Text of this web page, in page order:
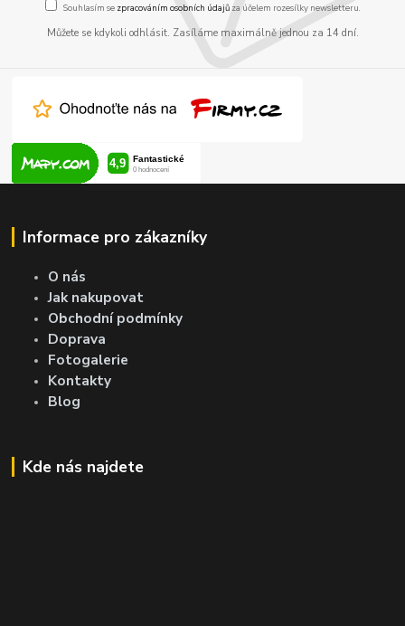
Souhlasím se zpracováním osobních údajůza účelem rozesílky newsletteru.
Můžete se kdykoli odhlásit. Zasíláme maximálně jednou za 14 dní.
Informace pro zákazníky
O nás
Jak nakupovat
Obchodní podmínky
Doprava
Fotogalerie
Kontakty
Blog
Kde nás najdete